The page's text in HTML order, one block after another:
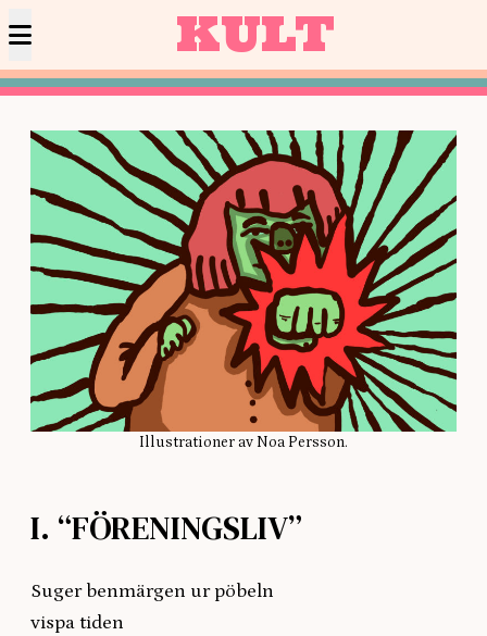
KULT
Illustrationer av Noa Persson.
I. “FÖRENINGSLIV”
Suger benmärgen ur pöbeln
vispa tiden